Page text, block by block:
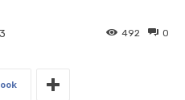
0
492